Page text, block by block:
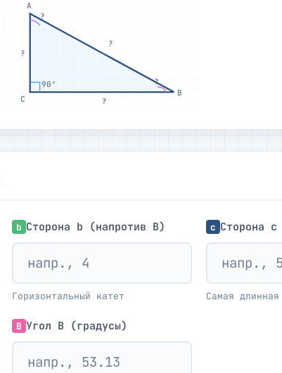
?
?
?
A
B
C
?
?
90°
b Сторона b (напротив B)
Горизонтальный катет
c Сторона c
Самая
B Угол B (градусы)